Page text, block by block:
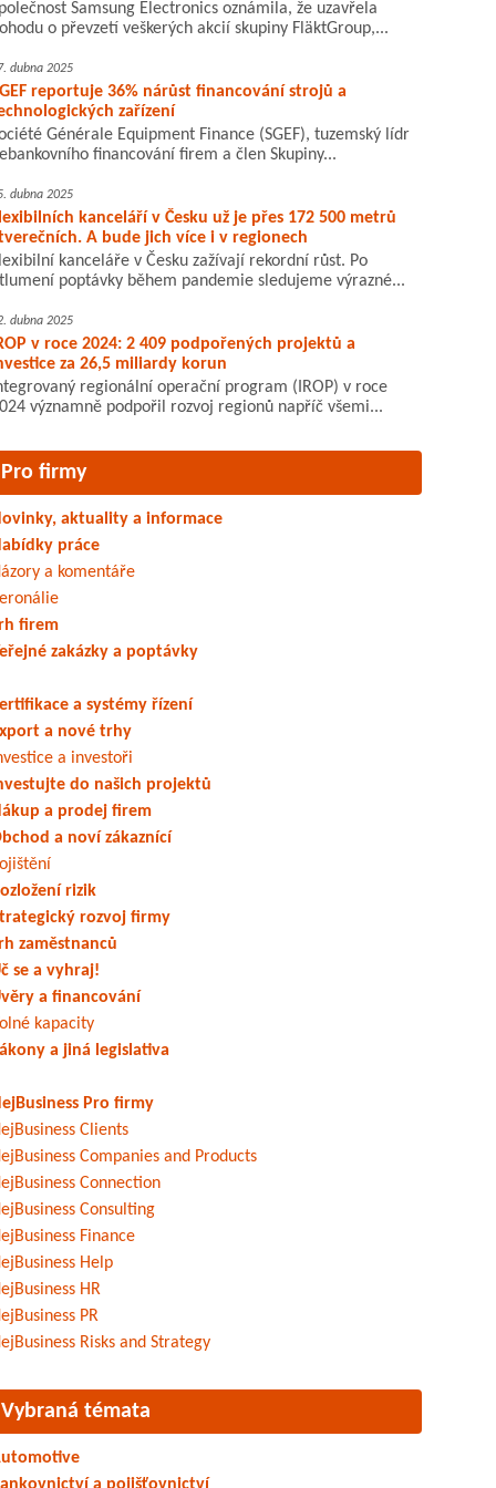
Samsung Electronics oznámila, že uzavřela
o převzetí veškerých akcií skupiny FläktGroup,...
dubna 2025
reportuje 36% nárůst financování strojů a
zařízení
Générale Equipment Finance (SGEF), tuzemský lídr
financování firem a člen Skupiny...
dubna 2025
kanceláří v Česku už je přes 172 500 metrů
A bude jich více i v regionech
kanceláře v Česku zažívají rekordní růst. Po
poptávky během pandemie sledujeme výrazné...
dubna 2025
v roce 2024: 2 409 podpořených projektů a
za 26,5 miliardy korun
regionální operační program (IROP) v roce
významně podpořil rozvoj regionů napříč všemi...
Pro firmy
aktuality a informace
práce
a komentáře
firem
zakázky a poptávky
a systémy řízení
a nové trhy
a investoři
do našich projektů
a prodej firem
a noví zákaznící
rizik
rozvoj firmy
zaměstnanců
se a vyhraj!
a financování
kapacity
a jiná legislativa
Pro firmy
Clients
Companies and Products
Connection
Consulting
Finance
Help
HR
PR
Risks and Strategy
Vybraná témata